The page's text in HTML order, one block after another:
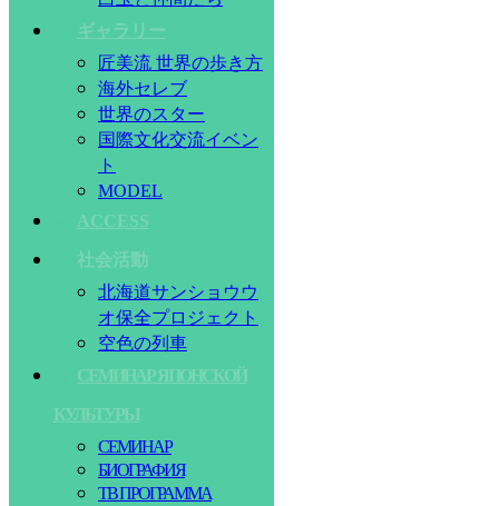
ギャラリー
匠美流 世界の歩き方
海外セレブ
世界のスター
国際文化交流イベン
ト
MODEL
ACCESS
社会活動
北海道サンショウウ
オ保全プロジェクト
空色の列車
СЕМИНАР ЯПОНСКОЙ
КУЛЬТУРЫ
СЕМИНАР
БИОГРАФИЯ
ТВ ПРОГРАММА